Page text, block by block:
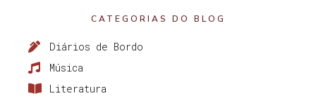
CATEGORIAS DO BLOG
Diários de Bordo
Música
Literatura